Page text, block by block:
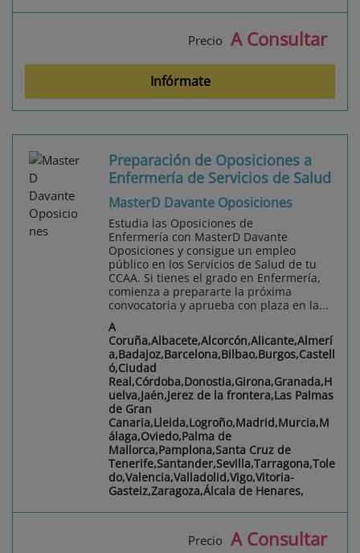
Precio A Consultar
Infórmate
Preparación de Oposiciones a
Enfermería de Servicios de Salud
MasterD Davante Oposiciones
Estudia las Oposiciones de
Enfermería con MasterD Davante
Oposiciones y consigue un empleo
público en los Servicios de Salud de tu
CCAA. Si tienes el grado en Enfermería,
comienza a prepararte la próxima
convocatoria y aprueba con plaza en la...
A
Coruña,Albacete,Alcorcón,Alicante,Almerí
a,Badajoz,Barcelona,Bilbao,Burgos,Castell
ó,Ciudad
Real,Córdoba,Donostia,Girona,Granada,H
uelva,Jaén,Jerez de la frontera,Las Palmas
de Gran
Canaria,Lleida,Logroño,Madrid,Murcia,M
álaga,Oviedo,Palma de
Mallorca,Pamplona,Santa Cruz de
Tenerife,Santander,Sevilla,Tarragona,Tole
do,Valencia,Valladolid,Vigo,Vitoria-
Gasteiz,Zaragoza,Álcala de Henares,
Precio A Consultar